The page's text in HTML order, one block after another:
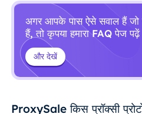
अगर आपके पास ऐसे सवाल हैं जो
हैं, तो कृपया हमारा FAQ पेज
और देखें
ProxySale किस प्रॉक्सी